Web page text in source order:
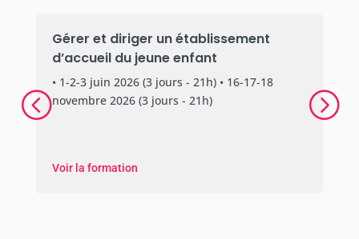
Gérer et diriger un établissement
d’accueil du jeune enfant
• 1-2-3 juin 2026 (3 jours - 21h) • 16-17-18
novembre 2026 (3 jours - 21h)
Voir la formation